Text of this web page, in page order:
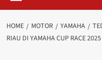
HOME MOTOR YAMAHA
RIAU DI YAMAHA CUP RACE